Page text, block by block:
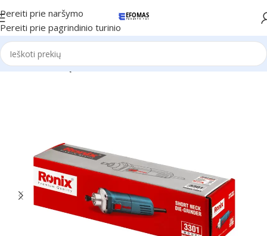
Pereiti prie naršymo
Pereiti prie pagrindinio turinio
Pradžia Ronix Įrankiai